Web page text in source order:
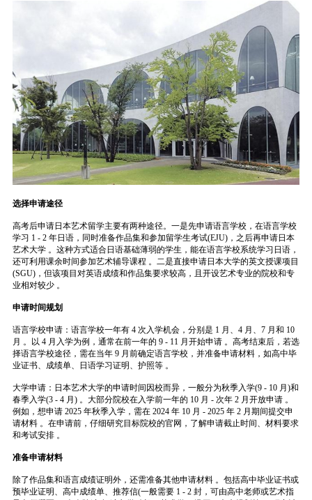
选择申请途径
高考后申请日本艺术留学主要有两种途径。一是先申请语言学校，在语言学校
学习 1 - 2 年日语，同时准备作品集和参加留学生考试(EJU)，之后再申请日本
艺术大学 。这种方式适合日语基础薄弱的学生，能在语言学校系统学习日语，
还可利用课余时间参加艺术辅导课程 。二是直接申请日本大学的英文授课项目
(SGU)，但该项目对英语成绩和作品集要求较高，且开设艺术专业的院校和专
业相对较少 。
申请时间规划
语言学校申请：语言学校一年有 4 次入学机会，分别是 1 月、4 月、7 月和 10
月 。以 4 月入学为例，通常在前一年的 9 - 11 月开始申请 。高考结束后，若选
择语言学校途径，需在当年 9 月前确定语言学校，并准备申请材料，如高中毕
业证书、成绩单、日语学习证明、护照等 。
大学申请：日本艺术大学的申请时间因校而异，一般分为秋季入学(9 - 10 月)和
春季入学(3 - 4 月) 。大部分院校在入学前一年的 10 月 - 次年 2 月开放申请 。
例如，想申请 2025 年秋季入学，需在 2024 年 10 月 - 2025 年 2 月期间提交申
请材料 。在申请前，仔细研究目标院校的官网，了解申请截止时间、材料要求
和考试安排 。
准备申请材料
除了作品集和语言成绩证明外，还需准备其他申请材料 。包括高中毕业证书或
预毕业证明、高中成绩单、推荐信(一般需要 1 - 2 封，可由高中老师或艺术指